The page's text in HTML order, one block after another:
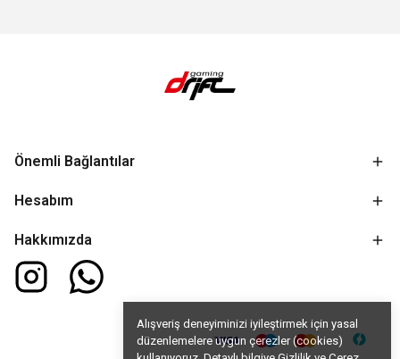
Alışveriş deneyiminizi iyileştirmek için yasal
düzenlemelere uygun çerezler (cookies)
Önemli Bağlantılar
Hesabım
Hakkımızda